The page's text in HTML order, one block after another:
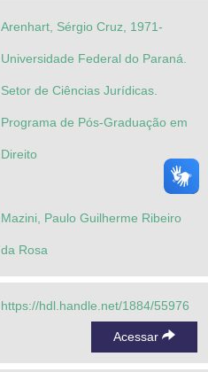
Arenhart, Sérgio Cruz, 1971-
Universidade Federal do Paraná.
Setor de Ciências Jurídicas.
Programa de Pós-Graduação em
Direito
Mazini, Paulo Guilherme Ribeiro
da Rosa
https://hdl.handle.net/1884/55976
Acessar